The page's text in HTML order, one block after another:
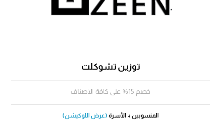
توزين تشوكلت
خصم 15% على كافة الاصناف
المنسوبين + الأسرة (عرض اللوكيشن)